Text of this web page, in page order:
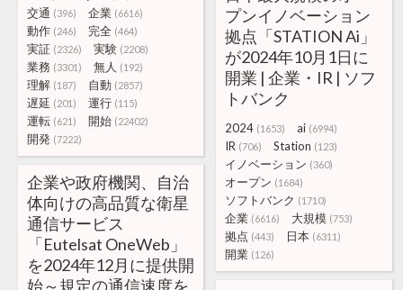
交通 (396) 企業 (6616)
動作 (246) 完全 (464)
実証 (2326) 実験 (2208)
業務 (3301) 無人 (192)
理解 (187) 自動 (2857)
遅延 (201) 運行 (115)
運転 (621) 開始 (22402)
開発 (7222)
プンイノベーション
拠点「STATION Ai」
が2024年10月1日に
開業 | 企業・IR | ソフ
トバンク
2024 (1653) ai (6994)
IR (706) Station (123)
イノベーション (360)
オープン (1684)
ソフトバンク (1710)
企業 (6616) 大規模 (753)
拠点 (443) 日本 (6311)
開業 (126)
企業や政府機関、自治
体向けの高品質な衛星
通信サービス
「Eutelsat OneWeb」
を2024年12月に提供開
始～規定の通信速度を